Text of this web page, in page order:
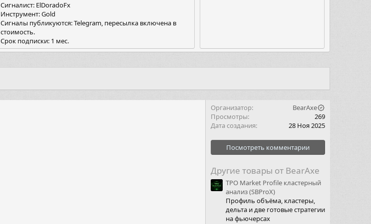
Сигналист: ElDoradoFx
Инструмент: Gold
Сигналы публикуются: Telegram, пересылка включена в
стоимость.
Срок подписки: 1 мес.
Организатор
BearAxe
Просмотры
269
Дата создания
28 Ноя 2025
Посмотреть комментарии
Другие товары от BearAxe
TPO Market Profile кластерный
анализ (SBProX)
Профиль объёма, кластеры,
дельта и две готовые стратегии
на фьючерсах